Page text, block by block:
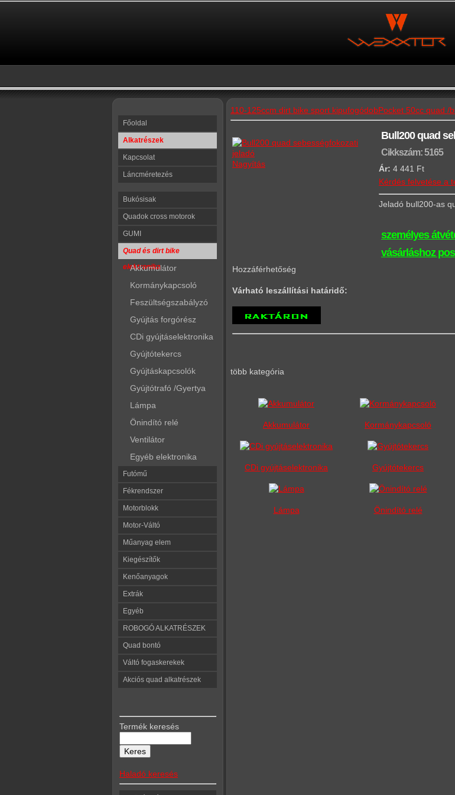
Főoldal
Alkatrészek
Kapcsolat
Láncméretezés
Bukósisak
Quadok cross motorok
GUMI
Quad és dirt bike
elektronika
Akkumulátor
Kormánykapcsoló
Feszültségszabályzó
Gyújtás forgórész
CDi gyújtáselektronika
Gyújtótekercs
Gyújtáskapcsolók
Gyújtótrafó /Gyertya
Lámpa
Önindító relé
Ventilátor
Egyéb elektronika
Futómű
Fékrendszer
Motorblokk
Motor-Váltó
Műanyag elem
Kiegészítők
Kenőanyagok
Extrák
Egyéb
ROBOGÓ ALKATRÉSZEK
Quad bontó
Váltó fogaskerekek
Akciós quad alkatrészek
Termék keresés
Haladó keresés
110-125ccm dirt bike sport kipufogódobPocket 50cc quad /
Nagyítás
Bull200 quad
Cikkszám: 5165
Ár: 4 441 Ft
Kérdés felvetése a
Jeladó bull200-as
személyes
vásárláshoz
Hozzáférhetőség
Várható leszállítási határidő:
több kategória
Akkumulátor Kormánykapcsoló
CDi gyújtáselektronika Gyújtótekercs
Lámpa Önindító relé